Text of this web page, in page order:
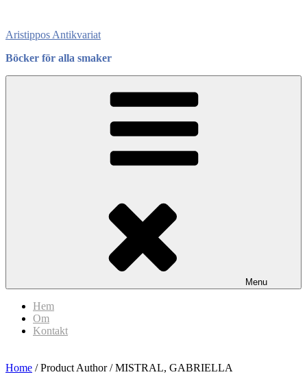
content
Aristippos Antikvariat
Böcker för alla smaker
Menu
Hem
Om
Kontakt
Home / Product Author / MISTRAL, GABRIELLA